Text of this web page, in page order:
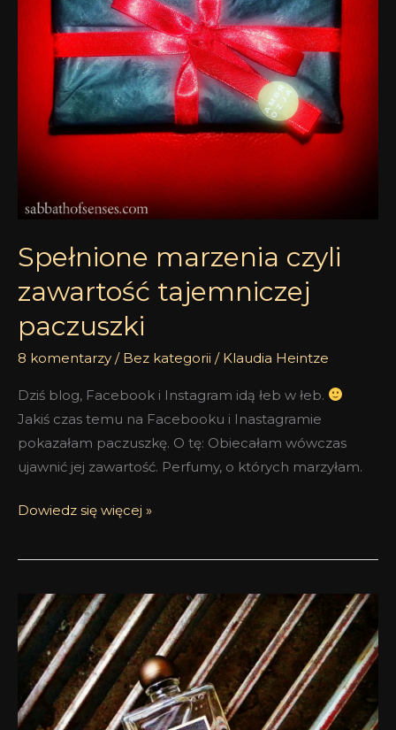
Spełnione marzenia czyli
zawartość tajemniczej
paczuszki
8 komentarzy / Bez kategorii / Klaudia Heintze
Dziś blog, Facebook i Instagram idą łeb w łeb.
Jakiś czas temu na Facebooku i Inastagramie
pokazałam paczuszkę. O tę: Obiecałam wówczas
ujawnić jej zawartość. Perfumy, o których marzyłam.
Dowiedz się więcej »
Pachnieć
jak
sierota
L’Orpheline
Serge